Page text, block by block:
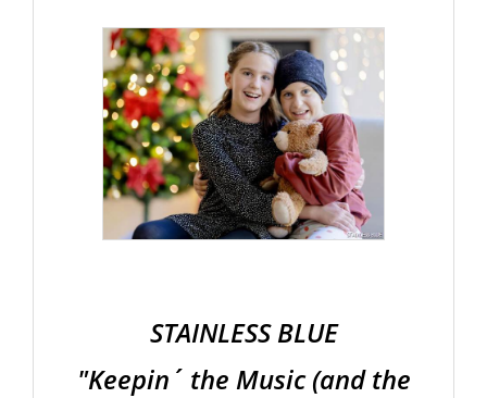
STAINLESS BLUE
"Keepin´ the Music (and the